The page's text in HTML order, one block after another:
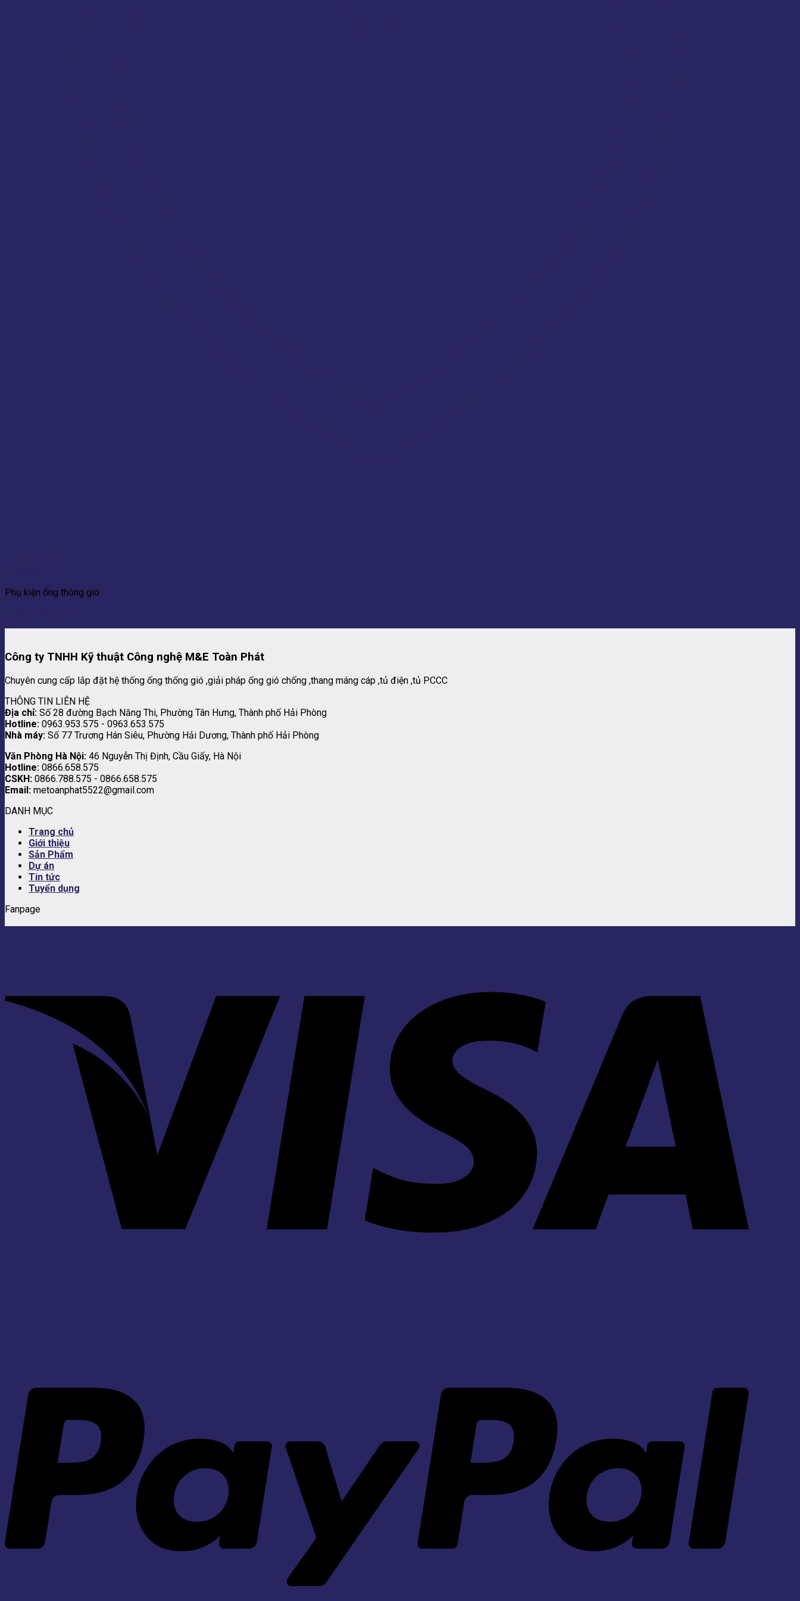
Phụ kiện ống thông gió
Công ty TNHH Kỹ thuật Công nghệ M&E Toàn Phát
Chuyên cung cấp lắp đặt hệ thống ống thống gió ,giải pháp ống gió chống ,thang máng cáp ,tủ điện ,tủ PCCC
THÔNG TIN LIÊN HỆ
Địa chỉ: Số 28 đường Bạch Năng Thi, Phường Tân Hưng, Thành phố Hải Phòng
Hotline: 0963.953.575 - 0963.653.575
Nhà máy: Số 77 Trương Hán Siêu, Phường Hải Dương, Thành phố Hải Phòng
Văn Phòng Hà Nội: 46 Nguyễn Thị Định, Cầu Giấy, Hà Nội
Hotline: 0866.658.575
CSKH: 0866.788.575 - 0866.658.575
Email: metoanphat5522@gmail.com
DANH MỤC
Trang chủ
Giới thiệu
Sản Phẩm
Dự án
Tin tức
Tuyển dụng
Fanpage